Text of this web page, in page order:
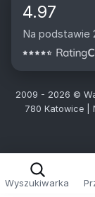
4.97
Na podstawie
2009 - 2026 ©
780 Katowice |
Wyszukiwarka